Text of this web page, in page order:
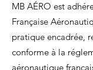
MB AÉRO est
Française
pratique encadrée,
conforme à la
aéronautique